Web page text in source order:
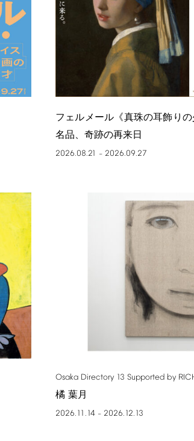
フェルメール《真珠の耳飾り
名品、奇跡の再来日
2026.08.21 – 2026.09.27
Osaka Directory 13 Supported by
橘 葉月
2026.11.14 – 2026.12.13